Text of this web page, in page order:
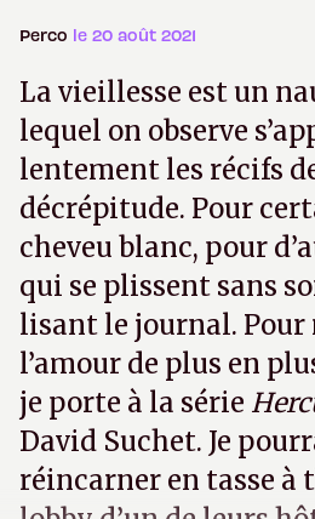
Perco le 20 août 2021
La vieillesse est un
lequel on observe
lentement les récifs
décrépitude. Pour
cheveu blanc, pour
qui se plissent sans
lisant le journal. Pour
l’amour de plus en
je porte à la série
David Suchet. Je
réincarner en tasse à